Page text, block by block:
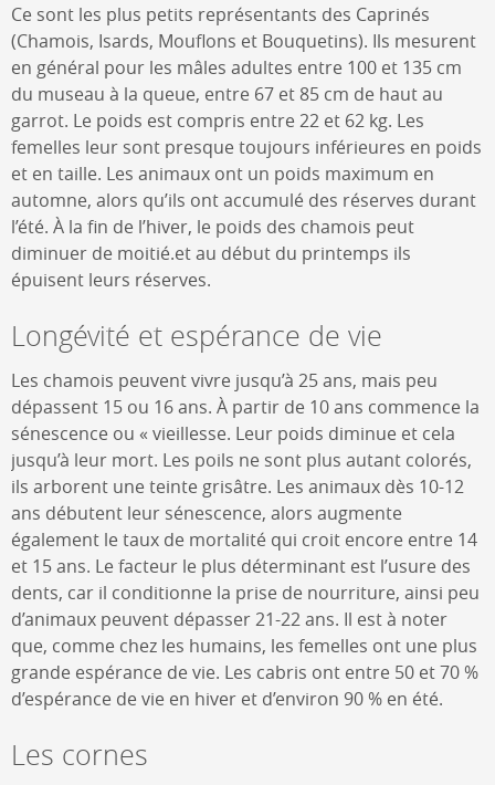
Ce sont les plus petits représentants des Caprinés
(Chamois, Isards, Mouflons et Bouquetins). Ils mesurent
en général pour les mâles adultes entre 100 et 135 cm
du museau à la queue, entre 67 et 85 cm de haut au
garrot. Le poids est compris entre 22 et 62 kg. Les
femelles leur sont presque toujours inférieures en poids
et en taille. Les animaux ont un poids maximum en
automne, alors qu’ils ont accumulé des réserves durant
l’été. À la fin de l’hiver, le poids des chamois peut
diminuer de moitié.et au début du printemps ils
épuisent leurs réserves.
Longévité et espérance de vie
Les chamois peuvent vivre jusqu’à 25 ans, mais peu
dépassent 15 ou 16 ans. À partir de 10 ans commence la
sénescence ou « vieillesse. Leur poids diminue et cela
jusqu’à leur mort. Les poils ne sont plus autant colorés,
ils arborent une teinte grisâtre. Les animaux dès 10-12
ans débutent leur sénescence, alors augmente
également le taux de mortalité qui croit encore entre 14
et 15 ans. Le facteur le plus déterminant est l’usure des
dents, car il conditionne la prise de nourriture, ainsi peu
d’animaux peuvent dépasser 21-22 ans. Il est à noter
que, comme chez les humains, les femelles ont une plus
grande espérance de vie. Les cabris ont entre 50 et 70 %
d’espérance de vie en hiver et d’environ 90 % en été.
Les cornes